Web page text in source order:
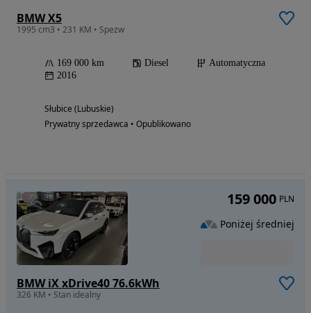
BMW X5
1995 cm3 • 231 KM • Spezw
169 000 km Diesel
Automatyczna
2016
Słubice (Lubuskie)
Prywatny sprzedawca • Opublikowano
BMW iX xDrive40 76.6kWh
326 KM • Stan idealny
159 000 PLN
Poniżej średniej